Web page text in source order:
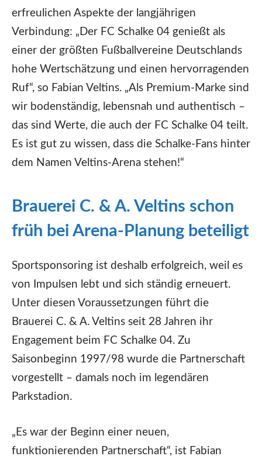
erfreulichen Aspekte der langjährigen
Verbindung: „Der FC Schalke 04 genießt als
einer der größten Fußballvereine Deutschlands
hohe Wertschätzung und einen hervorragenden
Ruf“, so Fabian Veltins. „Als Premium-Marke sind
wir bodenständig, lebensnah und authentisch –
das sind Werte, die auch der FC Schalke 04 teilt.
Es ist gut zu wissen, dass die Schalke-Fans hinter
dem Namen Veltins-Arena stehen!“
Brauerei C. & A. Veltins schon
früh bei Arena-Planung beteiligt
Sportsponsoring ist deshalb erfolgreich, weil es
von Impulsen lebt und sich ständig erneuert.
Unter diesen Voraussetzungen führt die
Brauerei C. & A. Veltins seit 28 Jahren ihr
Engagement beim FC Schalke 04. Zu
Saisonbeginn 1997/98 wurde die Partnerschaft
vorgestellt – damals noch im legendären
Parkstadion.
„Es war der Beginn einer neuen,
funktionierenden Partnerschaft“, ist Fabian